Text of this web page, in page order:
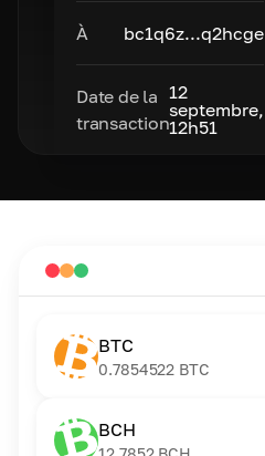
À bc1q6z...q2hcge
Date de la
transaction
12
septembre,
12h51
BTC
0.7854522 BTC
BCH